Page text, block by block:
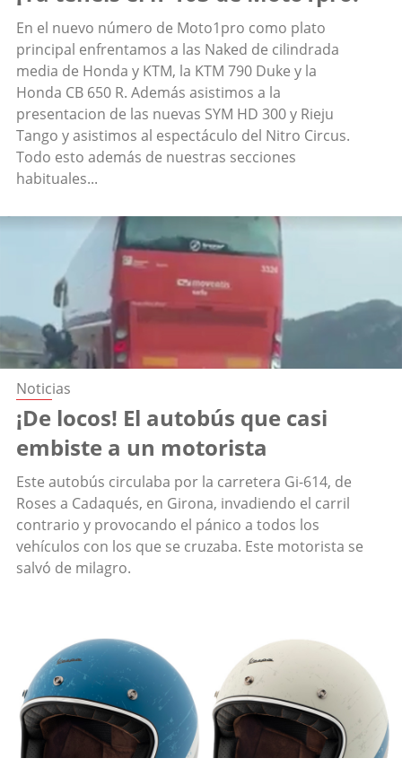
En el nuevo número de Moto1pro como plato
principal enfrentamos a las Naked de cilindrada
media de Honda y KTM, la KTM 790 Duke y la
Honda CB 650 R. Además asistimos a la
presentacion de las nuevas SYM HD 300 y Rieju
Tango y asistimos al espectáculo del Nitro Circus.
Todo esto además de nuestras secciones
habituales...
Noticias
¡De locos! El autobús que casi
embiste a un motorista
Este autobús circulaba por la carretera Gi-614, de
Roses a Cadaqués, en Girona, invadiendo el carril
contrario y provocando el pánico a todos los
vehículos con los que se cruzaba. Este motorista se
salvó de milagro.